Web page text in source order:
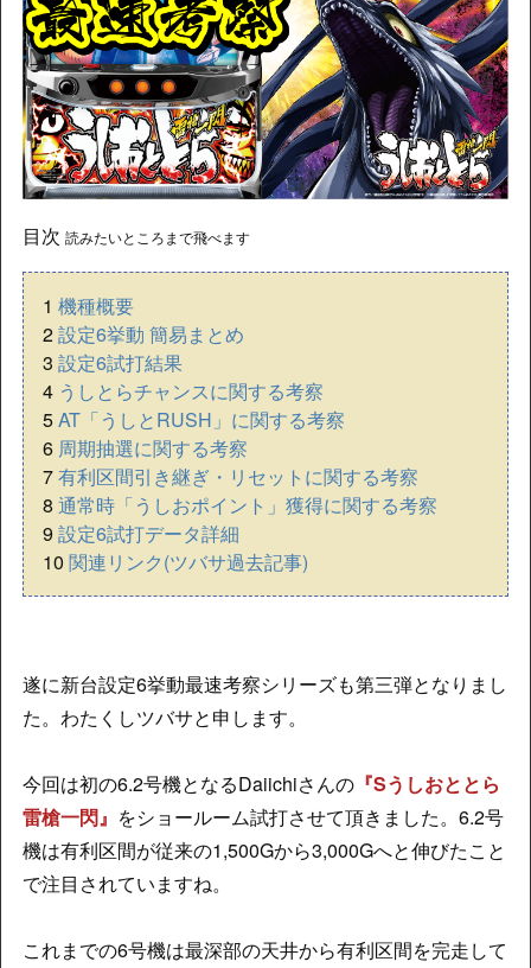
目次 読みたいところまで飛べます
1 機種概要
2設定6挙動 簡易まとめ
3 設定6試打結果
4 うしとらチャンスに関する考察
5AT「うしとRUSH」に関する考察
6 周期抽選に関する考察
7有利区間引き継ぎ・リセットに関する考察
8 通常時「うしおポイント」獲得に関する考察
9 設定6試打データ詳細
10 関連リンク(ツバサ過去記事)
遂に新台設定6挙動最速考察シリーズも第三弾となりまし
た。わたくしツバサと申します。
今回は初の6.2号機となるDaiichiさんの『Sうしおととら
雷槍一閃』 をショールーム試打させて頂きました。6.2号
機は有利区間が従来の1,500Gから3,000Gへと伸びたこと
で注目されていますね。
これまでの6号機は最深部の天井から有利区間を完走して